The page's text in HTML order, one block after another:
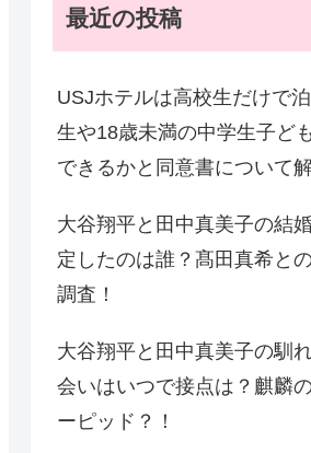
最近の投稿
USJホテルは高校生だけで
生や18歳未満の中学生子ど
できるかと同意書について解
大谷翔平と田中真美子の結
定したのは誰？髙田真希と
調査！
大谷翔平と田中真美子の馴
会いはいつで接点は？麒麟
ーピッド？！